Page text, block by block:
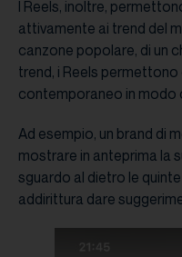
I Reels, inoltre,
attivamente ai trend del
canzone popolare, di un
trend, i Reels
contemporaneo in modo
Ad esempio, un brand di
mostrare in anteprima la
sguardo al dietro le
addirittura dare